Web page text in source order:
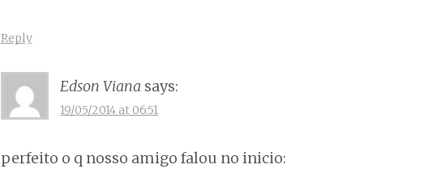
Reply
Edson Viana says:
19/05/2014 at 06:51
perfeito o q nosso amigo falou no inicio: